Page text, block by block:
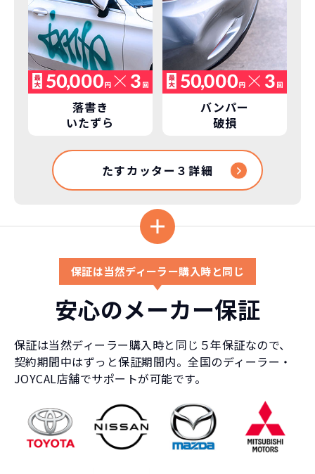
お車を返却いただく
必要があるため
通常のカーリースの場合、そのまま継続
して乗るか、購入するかなどを選べます。
しかし、NORIDOKIの場合は、車両を必
ず返却していただくことを前提とするこ
新型の新車に 定期的に乗換
れています。
もちろん、その人によりますが、最新型
車に常に乗り続けられるのは気持ちよ
く、人にも自慢できます！
維持にかかる、毎年の｢自動車税｣はコミ
コミ。3年契約なので通常車検時にかかる
｢自動車重量税｣、｢自賠責保険料｣「整備
料」などが不要となります。
落書き
いたずら
バンパー
破損
たすカッター３詳細
保証は当然ディーラー購入時と同じ
安心のメーカー保証
保証は当然ディーラー購入時と同じ５年保証なので、
契約期間中はずっと保証期間内。全国のディーラー・
JOYCAL店舗でサポートが可能です。